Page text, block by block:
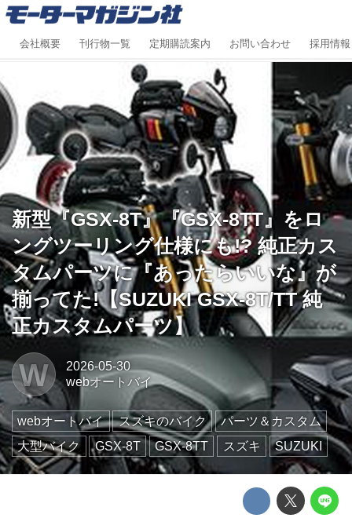
会社概要 刊行物一覧 定期購読案内 お問い合わせ 採用情報
新型『GSX-8T』『GSX-8TT』をロ
ングツーリング仕様にも!? 純正カス
タムパーツに『あったらいいな』が
揃ってた!【SUZUKI GSX-8T/TT 純
正カスタムパーツ】
W
2026-05-30
webオートバイ
webオートバイ スズキのバイク
パーツ＆カスタム
大型バイク
GSX-8T GSX-8TT スズキ SUZUKI